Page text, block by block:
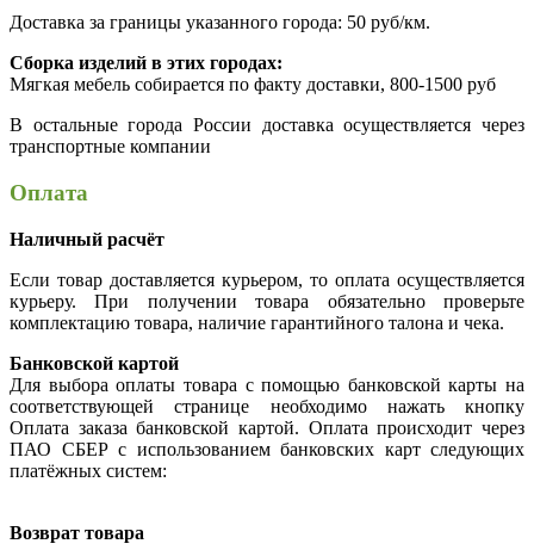
Доставка за границы указанного города: 50 руб/км.
Сборка изделий в этих городах:
Мягкая мебель собирается по факту доставки, 800-1500 руб
В остальные города России доставка осуществляется через
транспортные компании
Оплата
Наличный расчёт
Если товар доставляется курьером, то оплата осуществляется
курьеру. При получении товара обязательно проверьте
комплектацию товара, наличие гарантийного талона и чека.
Банковской картой
Для выбора оплаты товара с помощью банковской карты на
соответствующей странице необходимо нажать кнопку
Оплата заказа банковской картой. Оплата происходит через
ПАО СБЕР с использованием банковских карт следующих
платёжных систем:
Возврат товара